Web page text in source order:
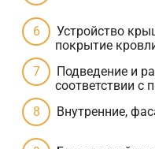
Устройство
покрытие
Подведение и
соответствии с
Внутренние,